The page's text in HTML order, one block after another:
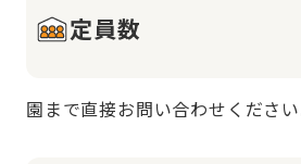
定員数
園まで直接お問い合わせください